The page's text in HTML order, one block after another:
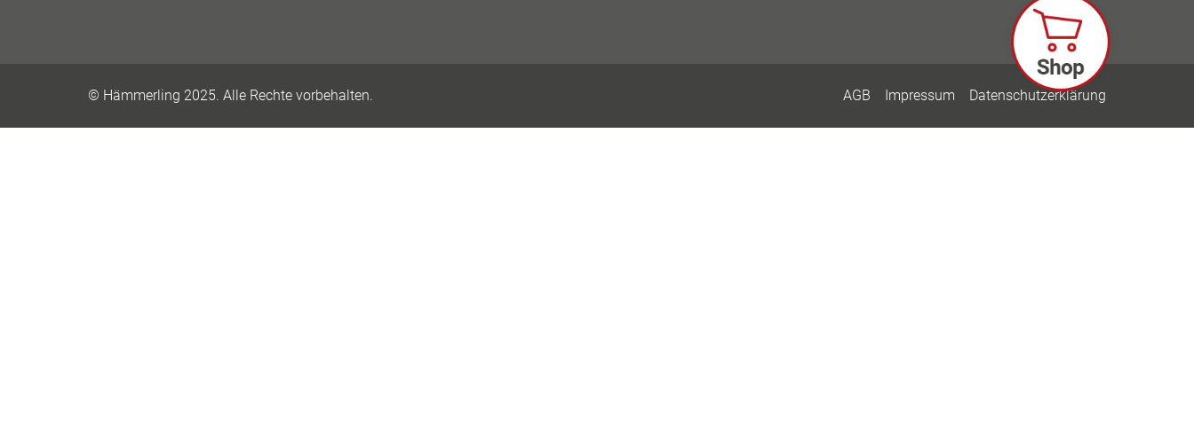
© Hämmerling 2025. Alle Rechte vorbehalten. AGB Impressum Datenschutzerklärung